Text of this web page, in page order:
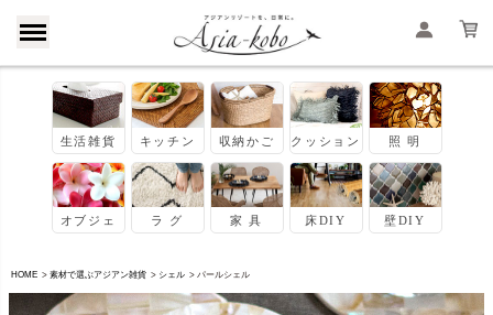
HOME 素材で選ぶアジアン雑貨 シェル パールシェル